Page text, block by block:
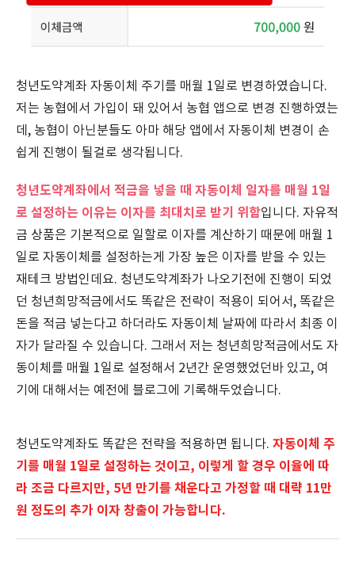
청년도약계좌 자동이체 주기를 매월 1일로 변경하였습니다.
저는 농협에서 가입이 돼 있어서 농협 앱으로 변경 진행하였는
데, 농협이 아닌분들도 아마 해당 앱에서 자동이체 변경이 손
쉽게 진행이 될걸로 생각됩니다.
청년도약계좌에서 적금을 넣을 때 자동이체 일자를 매월 1일
로 설정하는 이유는 이자를 최대치로 받기 위함입니다. 자유적
금 상품은 기본적으로 일할로 이자를 계산하기 때문에 매월 1
일로 자동이체를 설정하는게 가장 높은 이자를 받을 수 있는
재테크 방법인데요. 청년도약계좌가 나오기전에 진행이 되었
던 청년희망적금에서도 똑같은 전략이 적용이 되어서, 똑같은
돈을 적금 넣는다고 하더라도 자동이체 날짜에 따라서 최종 이
자가 달라질 수 있습니다. 그래서 저는 청년희망적금에서도 자
동이체를 매월 1일로 설정해서 2년간 운영했었던바 있고, 여
기에 대해서는 예전에 블로그에 기록해두었습니다.
청년도약계좌도 똑같은 전략을 적용하면 됩니다. 자동이체 주
기를 매월 1일로 설정하는 것이고, 이렇게 할 경우 이율에 따
라 조금 다르지만, 5년 만기를 채운다고 가정할 때 대략 11만
원 정도의 추가 이자 창출이 가능합니다.